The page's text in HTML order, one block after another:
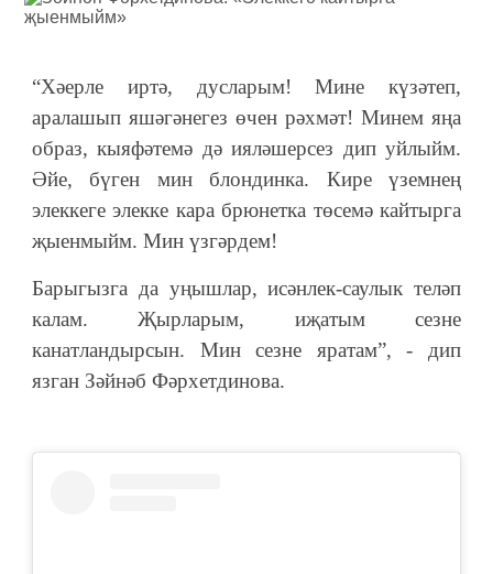
“Хәерле иртә, дусларым! Мине күзәтеп,
аралашып яшәгәнегез өчен рәхмәт! Минем яңа
образ, кыяфәтемә дә ияләшерсез дип уйлыйм.
Әйе, бүген мин блондинка. Кире үземнең
элеккеге элекке кара брюнетка төсемә кайтырга
җыенмыйм. Мин үзгәрдем!
Барыгызга да уңышлар, исәнлек-саулык теләп
калам. Җырларым, иҗатым сезне
канатландырсын. Мин сезне яратам”, - дип
язган Зәйнәб Фәрхетдинова.